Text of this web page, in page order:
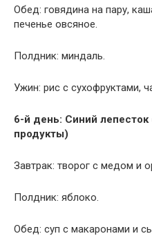
Обед: говядина на пару,
печенье овсяное.
Полдник: миндаль.
Ужин: рис с сухофруктами,
6-й день: Синий
продукты)
Завтрак: творог с медом и
Полдник: яблоко.
Обед: суп с макаронами и